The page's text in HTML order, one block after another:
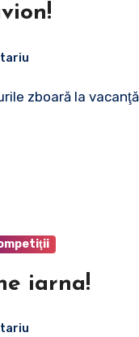
zboară la
iarna!